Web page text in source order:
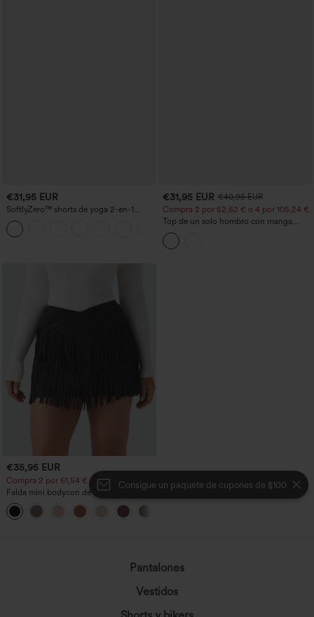
Consigue un paquete de cupones de $100
€31,95 EUR
SoftlyZero™ shorts de yoga 2-en-1
InstantCool, talle alto cruzado, ligeros y
transpirables, 3'' con bolsillos
€31,95 EUR €40,95 EUR
Compra 2 por 52,62 € o 4 por 105,24 €.
Top de un solo hombro con manga
corta, dobladillo curvo high‑low,
sujetador integrado y estampado de
lunares, estilo casual
€35,95 EUR
Compra 2 por 61,54 € o 4 por 123,08 €.
Falda mini bodycon de ante estilo
crossover, talle alto, 2 en 1, dobladillo
con flecos, para fiesta
Pantalones
Vestidos